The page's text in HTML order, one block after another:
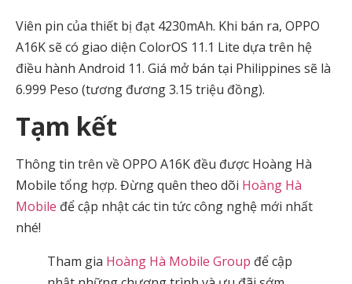
Viên pin của thiết bị đạt 4230mAh. Khi bán ra, OPPO
A16K sẽ có giao diện ColorOS 11.1 Lite dựa trên hệ
điều hành Android 11. Giá mở bán tại Philippines sẽ là
6.999 Peso (tương đương 3.15 triệu đồng).
Tạm kết
Thông tin trên về OPPO A16K đều được Hoàng Hà
Mobile tổng hợp. Đừng quên theo dõi Hoàng Hà
Mobile để cập nhật các tin tức công nghệ mới nhất
nhé!
Tham gia Hoàng Hà Mobile Group để cập